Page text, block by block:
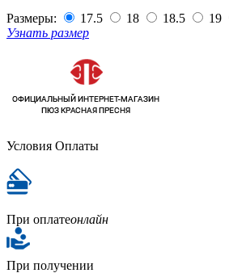
Размеры:
17.5 18 18.5 19
Узнать размер
Условия Оплаты
При оплатеонлайн
При получении